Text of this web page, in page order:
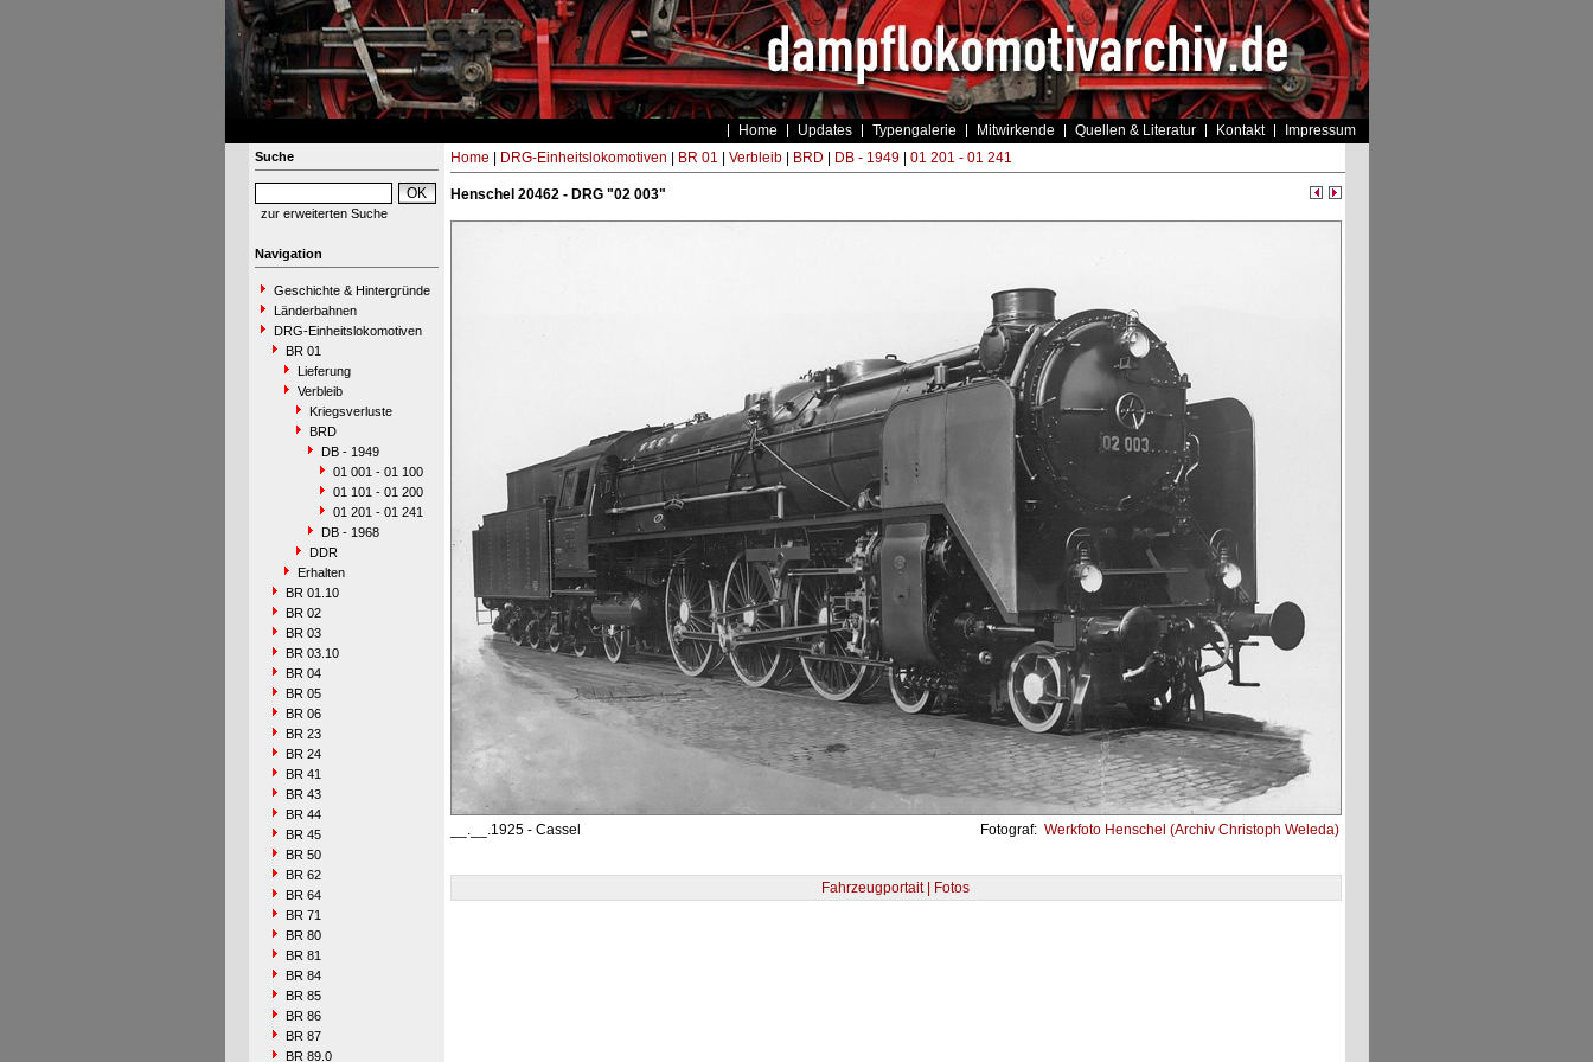
Home Updates Typengalerie Mitwirkende Quellen & Literatur Kontakt Impressum
Suche
zur erweiterten Suche
Navigation
Geschichte & Hintergründe
Länderbahnen
DRG-Einheitslokomotiven
BR 01
Lieferung
Verbleib
Kriegsverluste
BRD
DB - 1949
01 001 - 01 100
01 101 - 01 200
01 201 - 01 241
DB - 1968
DDR
Erhalten
BR 01.10
BR 02
BR 03
BR 03.10
BR 04
BR 05
BR 06
BR 23
BR 24
BR 41
BR 43
BR 44
BR 45
BR 50
BR 62
BR 64
BR 71
BR 80
BR 81
BR 84
BR 85
BR 86
BR 87
BR 89.0
Home DRG-Einheitslokomotiven BR 01 Verbleib| BRD DB - 1949| 01 201 - 01 241
Henschel 20462 - DRG "02 003"
__.__.1925 - Cassel Fotograf: Werkfoto Henschel (Archiv Christoph Weleda)
Fahrzeugportait | Fotos